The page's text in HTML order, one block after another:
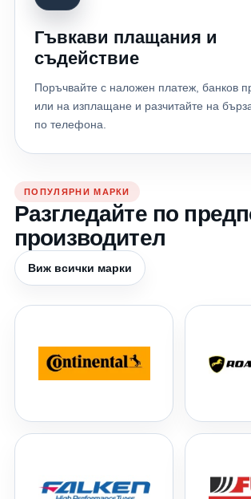
Гъвкави плащания и
съдействие
Поръчвайте с наложен платеж, банков
или на изплащане и разчитайте на
по телефона.
ПОПУЛЯРНИ МАРКИ
Разгледайте по
производител
Виж всички марки